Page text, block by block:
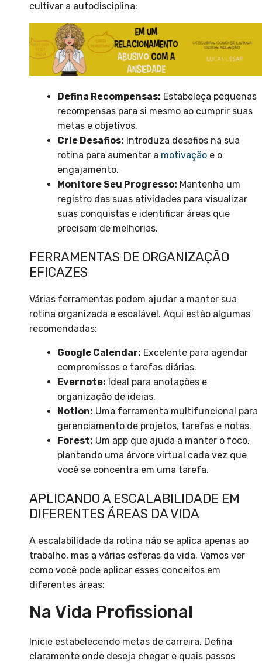
cultivar a autodisciplina:
Defina Recompensas: Estabeleça pequenas
recompensas para si mesmo ao cumprir suas
metas e objetivos.
Crie Desafios: Introduza desafios na sua
rotina para aumentar a motivação e o
engajamento.
Monitore Seu Progresso: Mantenha um
registro das suas atividades para visualizar
suas conquistas e identificar áreas que
precisam de melhorias.
FERRAMENTAS DE ORGANIZAÇÃO
EFICAZES
Várias ferramentas podem ajudar a manter sua
rotina organizada e escalável. Aqui estão algumas
recomendadas:
Google Calendar: Excelente para agendar
compromissos e tarefas diárias.
Evernote: Ideal para anotações e
organização de ideias.
Notion: Uma ferramenta multifuncional para
gerenciamento de projetos, tarefas e notas.
Forest: Um app que ajuda a manter o foco,
plantando uma árvore virtual cada vez que
você se concentra em uma tarefa.
APLICANDO A ESCALABILIDADE EM
DIFERENTES ÁREAS DA VIDA
A escalabilidade da rotina não se aplica apenas ao
trabalho, mas a várias esferas da vida. Vamos ver
como você pode aplicar esses conceitos em
diferentes áreas:
Na Vida Profissional
Inicie estabelecendo metas de carreira. Defina
claramente onde deseja chegar e quais passos